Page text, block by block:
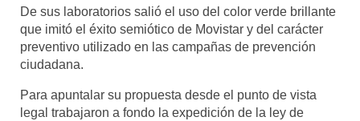
De sus laboratorios salió el uso del color verde brillante
que imitó el éxito semiótico de Movistar y del carácter
preventivo utilizado en las campañas de prevención
ciudadana.
Para apuntalar su propuesta desde el punto de vista
legal trabajaron a fondo la expedición de la ley de